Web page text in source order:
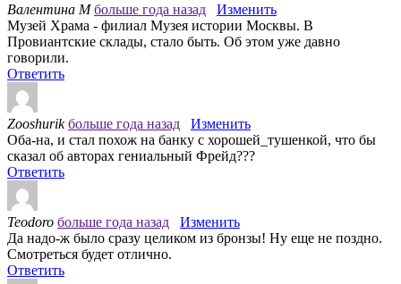
Валентина М больше года назад
Изменить
Музей Храма - филиал Музея истории Москвы. В
Провиантские склады, стало быть. Об этом уже давно
говорили.
Ответить
Zooshurik больше года назад
Изменить
Оба-на, и стал похож на банку с хорошей_тушенкой, что бы
сказал об авторах гениальный Фрейд???
Ответить
Teodoro больше года назад
Изменить
Да надо-ж было сразу целиком из бронзы! Ну еще не поздно.
Смотреться будет отлично.
Ответить